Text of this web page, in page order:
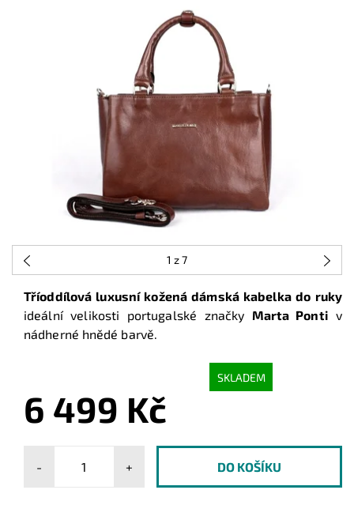
1 z 7
Tříoddílová luxusní kožená dámská kabelka do ruky
ideální velikosti portugalské značky Marta Pontiv
nádherné hnědé barvě.
SKLADEM
6 499 Kč
- +